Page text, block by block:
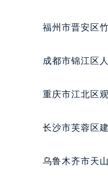
福州市晋安区
成都市锦江区
重庆市江北区
长沙市芙蓉区
乌鲁木齐市天